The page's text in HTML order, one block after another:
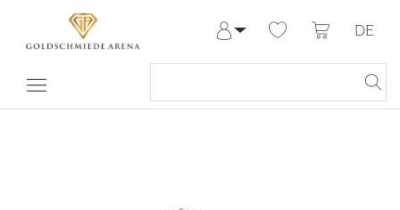
Meine Bestellungen
DE